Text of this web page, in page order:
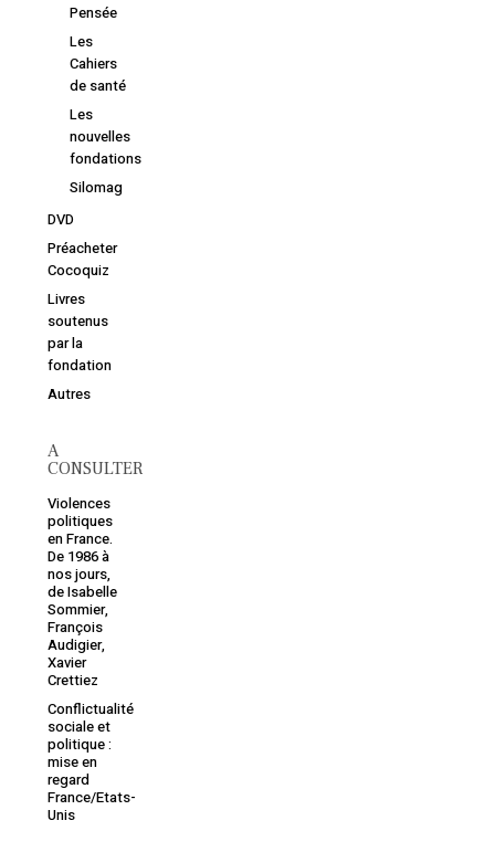
Pensée
Les
Cahiers
de santé
Les
nouvelles
fondations
Silomag
DVD
Préacheter
Cocoquiz
Livres
soutenus
par la
fondation
Autres
A
CONSULTER
Violences
politiques
en France.
De 1986 à
nos jours,
de Isabelle
Sommier,
François
Audigier,
Xavier
Crettiez
Conflictualité
sociale et
politique :
mise en
regard
France/Etats-
Unis